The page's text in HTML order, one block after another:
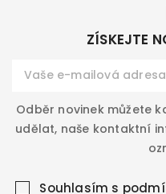
ZÍSKEJTE
Odběr novinek můžete
udělat, naše kontaktní
Souhlasím s